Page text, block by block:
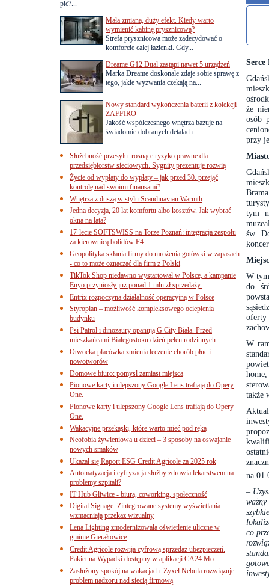
Serce
że
osób
przy
tym
św.
W
do
W
także
na
–
co
pić?...
Mała zmiana, duży efekt. Kiedy warto
wymienić kabinę prysznicową?
Strefa prysznicowa może zadecydować o
komforcie całej łazienki. Gdy...
Dreame G12 Dual zastąpi nawet 5 urządzeń
Marka Dreame doskonale zdaje sobie sprawę z
tego, jakie wyzwania czekają na...
Nowy standard wykończenia baterii z kolekcji
ZAFFIRO
Jakość współczesnego wnętrza bazuje na
świadomie dobranych detalach.
Służebność przesyłu: rosnące ryzyko prawne dla
przedsiębiorstw sieciowych. Sygnity prezentuje rozwią
Życie od wypłaty do wypłaty – jak przed 30. przejąć
kontrolę nad swoimi finansami?
Wnętrza z duszą w stylu Scandinavian Warmth
Jedna decyzja, 20 lat komfortu albo kosztów. Jak wybrać
okna na lata?
17-lecie SOFTSWISS na Torze Poznań: integracja zespołu
za kierownicą bolidów F4
Geopolityka skłania firmy do mrożenia gotówki w zapasach
- co to może oznaczać dla firm z Polski
TikTok Shop niedawno wystartował w Polsce, a kampanie
Enyo przyniosły już ponad 1 mln zł sprzedaży.
Entrix rozpoczyna działalność operacyjną w Polsce
Styropian – możliwość kompleksowego ocieplenia
budynku
Psi Patrol i dinozaury opanują G City Biała. Przed
mieszkańcami Białegostoku dzień pełen rodzinnych
Otwocka placówka zmienia leczenie chorób płuc i
nowotworów
Domowe biuro: pomysł zamiast miejsca
Pionowe karty i ulepszony Google Lens trafiają do Opery
One.
Pionowe karty i ulepszony Google Lens trafiają do Opery
One.
Wakacyjne przekąski, które warto mieć pod ręką
Neofobia żywieniowa u dzieci – 3 sposoby na oswajanie
nowych smaków
Ukazał się Raport ESG Credit Agricole za 2025 rok
Automatyzacja i cyfryzacja służby zdrowia lekarstwem na
problemy szpitali?
IT Hub Gliwice - biura, coworking, społeczność
Digital Signage. Zintegrowane systemy wyświetlania
wzmacniają przekaz wizualny
Lena Lighting zmodernizowała oświetlenie uliczne w
gminie Gierałtowice
Credit Agricole rozwija cyfrową sprzedaż ubezpieczeń.
Pakiet na Wypadki dostępny w aplikacji CA24 Mo
Zasłużony spokój na wakacjach. Zyxel Nebula rozwiązuje
problem nadzoru nad siecią firmową